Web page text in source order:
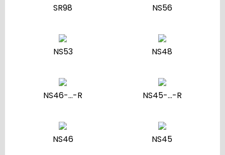
SR98 NS56
NS53 NS48
NS46-…-R NS45-…-R
NS46 NS45